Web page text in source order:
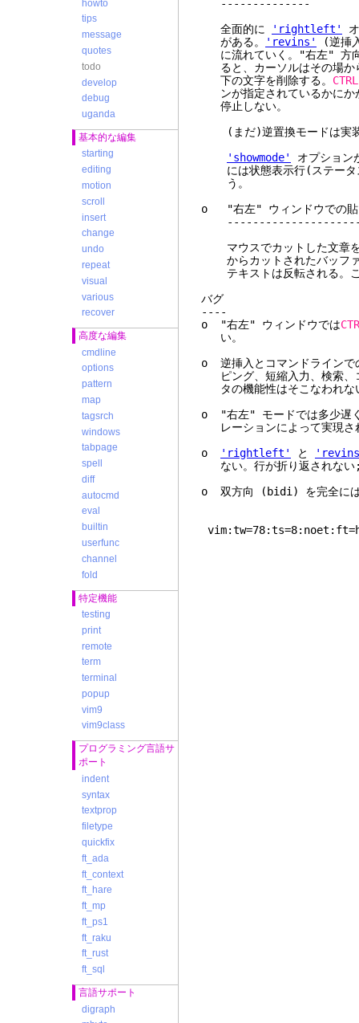
howto
tips
message
quotes
todo
develop
debug
uganda
基本的な編集
starting
editing
motion
scroll
insert
change
undo
repeat
visual
various
recover
高度な編集
cmdline
options
pattern
map
tagsrch
windows
tabpage
spell
diff
autocmd
eval
builtin
userfunc
channel
fold
特定機能
testing
print
remote
term
terminal
popup
vim9
vim9class
プログラミング言語サ
ポート
indent
syntax
textprop
filetype
quickfix
ft_ada
ft_context
ft_hare
ft_mp
ft_ps1
ft_raku
ft_rust
ft_sql
言語サポート
digraph
--------------
全面的に
'rightleft'
がある。
'revins'
(逆挿
に流れていく。"右左" 方向
ると、カーソルはその場か
下の文字を削除する。
ンが指定されているかにか
停止しない。
(まだ)逆置換モードは実装
'showmode'
オプション
には状態表示行(ステータ
う。
o "右左" ウィンドウでの貼
マウスでカットした文章
からカットされたバッファ
テキストは反転される。
バグ
----
o "右左" ウィンドウでは
い。
o 逆挿入とコマンドラインで
ピング、短縮入力、検索、
タの機能性はそこなわれな
o "右左" モードでは多少遅
レーションによって実現さ
o
'rightleft' と
ない。行が折り返されない
o 双方向 (bidi) を完全には